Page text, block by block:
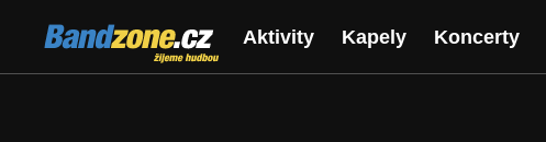
Bandzone.cz
žijeme hudbou
Aktivity Kapely Koncerty